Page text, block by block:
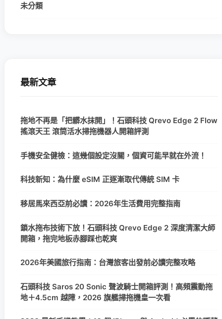
未分類
最新文章
拖地不再是「把髒水抹開」！石頭科技 Qrevo Edge 2 Flow
搖滾天王 滾筒活水掃拖機器人開箱評測
手機安全健檢：這幾個設定沒關，個資可能早就在外流！
科技新知：為什麼 eSIM 正逐漸取代傳統 SIM 卡
移居馬來西亞前必讀：2026年生活費用完整指南
鎖水拖布技術下放！石頭科技 Qrevo Edge 2 深度清潔大師
開箱，拖完地板赤腳踩也乾爽
2026年美國旅行指南：台灣旅客出發前必讀完整攻略
石頭科技 Saros 20 Sonic 聲波騎士開箱評測！高頻震動拖
地＋4.5cm 越障，2026 旗艦掃拖機皇一次看